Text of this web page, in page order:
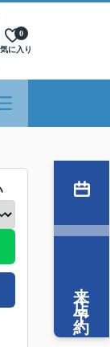
に入り
0
来店予約